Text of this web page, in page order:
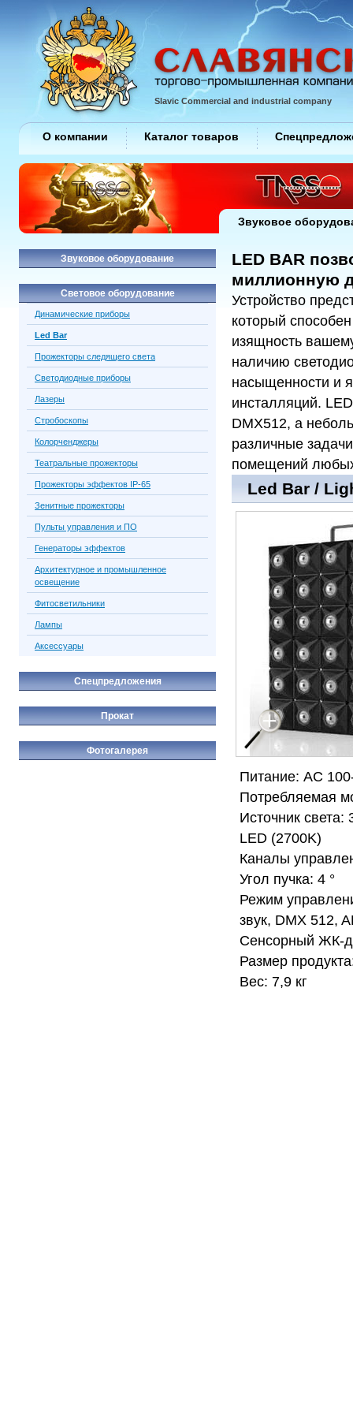
LED BAR
миллионную
Устройство
который
изящность
наличию
насыщенности и
инсталляций.
DMX512, а
различные
помещений
Led Bar /
Питание: AC
Потребляемая
Источник
LED (2700K)
Каналы
Угол пучка: 4 °
Режим
звук, DMX 512,
Сенсорный ЖК-
Размер
Вес: 7,9 кг
Звуковое оборудование
Световое оборудование
Динамические приборы
Led Bar
Прожекторы следящего света
Светодиодные приборы
Лазеры
Стробоскопы
Колорченджеры
Театральные прожекторы
Прожекторы эффектов IP-65
Зенитные прожекторы
Пульты управления и ПО
Генераторы эффектов
Архитектурное и промышленное
освещение
Фитосветильники
Лампы
Аксессуары
Спецпредложения
Прокат
Фотогалерея
Slavic Commercial and industrial company
О компании Каталог товаров
Звуковое